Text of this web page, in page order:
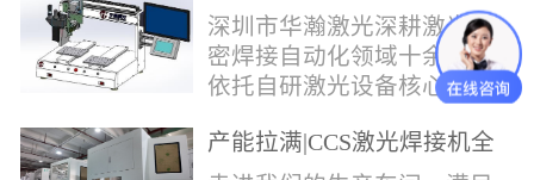
环机，实现焊点标准化量产
深圳市华瀚激光深耕激光精
密焊接自动化领域十余年，
依托自研激光设备核心技
环挤压成型机、多功能锡环
产能拉满|CCS激光焊接机全
力量产冲刺